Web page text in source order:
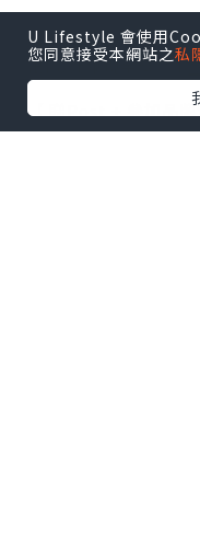
【 U Creator 招募 】
出Post賺現金獎賞 l
【 睇Post + 參加品牌
瀏覽更多社群打卡丶
U Lifestyle 會使用
您同意接受本網站之私